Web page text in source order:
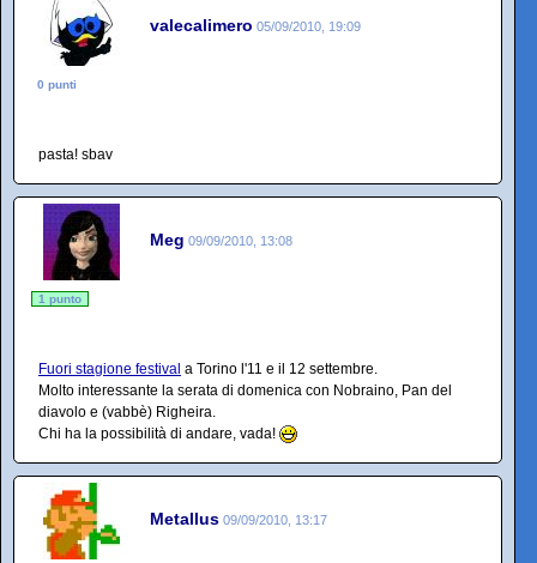
valecalimero 05/09/2010, 19:09
0 punti
pasta! sbav
Meg 09/09/2010, 13:08
1 punto
Fuori stagione festival a Torino l'11 e il 12 settembre.
Molto interessante la serata di domenica con Nobraino, Pan del
diavolo e (vabbè) Righeira.
Chi ha la possibilità di andare, vada!
Metallus 09/09/2010, 13:17